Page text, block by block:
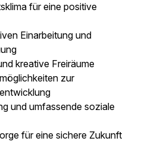
für eine positive
Einarbeitung und
kreative Freiräume
zur
und umfassende soziale
für eine sichere Zukunft